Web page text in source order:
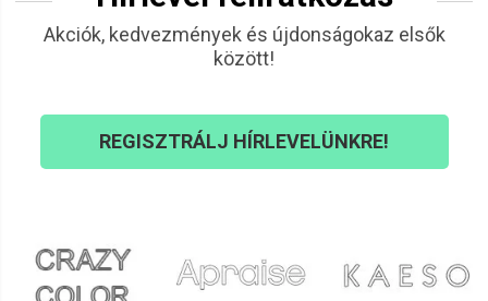
Akciók, kedvezmények és újdonságokaz elsők
között!
REGISZTRÁLJ HÍRLEVELÜNKRE!